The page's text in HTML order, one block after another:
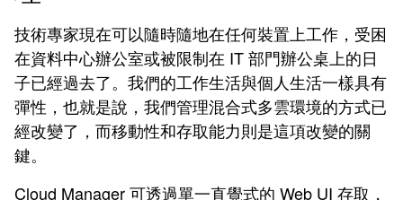
技術專家現在可以隨時隨地在任何裝置上工作，受困
在資料中心辦公室或被限制在 IT 部門辦公桌上的日
子已經過去了。我們的工作生活與個人生活一樣具有
彈性，也就是說，我們管理混合式多雲環境的方式已
經改變了，而移動性和存取能力則是這項改變的關
鍵。
Cloud Manager 可透過單一直覺式的 Web UI 存取，